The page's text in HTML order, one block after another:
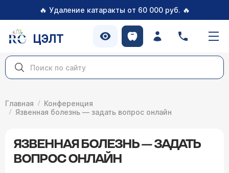
🔥 Удаление катаракты от 60 000 руб. 🔥
ЦЭЛТ
Главная
Конференция
Язвенная болезнь — задать вопрос онлайн
ЯЗВЕННАЯ БОЛЕЗНЬ — ЗАДАТЬ
ВОПРОС ОНЛАЙН